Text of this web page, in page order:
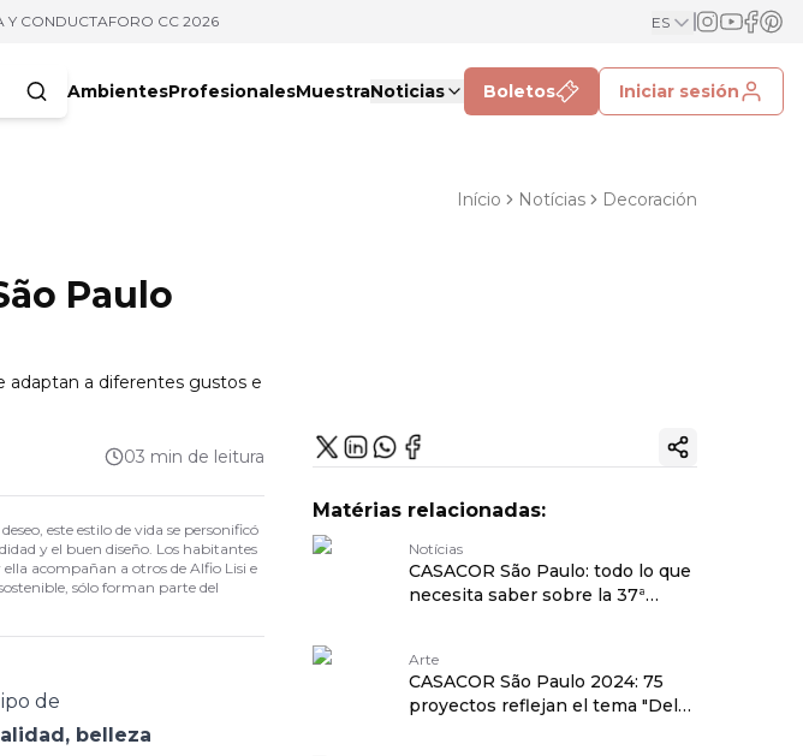
Y CONDUCTAFORO CC 2026 ES
AmbientesProfesionalesMuestraNoticias Boletos Iniciar sesión
Início Notícias Decoración
Paulo
adaptan a diferentes gustos e
03 min de leitura
este estilo de vida se personificó
y el buen diseño. Los habitantes
ella acompañan a otros de Alfio Lisi e
sólo forman parte del
de
belleza
Copiar enlace
Matérias relacionadas:
Notícias
CASACOR São Paulo: todo lo que
necesita saber sobre la 37ª
Arte
CASACOR São Paulo 2024: 75
proyectos reflejan el tema "Del